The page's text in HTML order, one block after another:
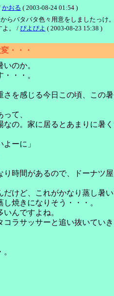
かおる ( 2003-08-24 01:54 )
らバタバタ色々用意をしましたっ
よ。 / ぴよぴよ ( 2003-08-23 15:38 )
・・・
のか。
・・。
を感じる今日この頃、この
て、
の。家に居るとあまりに暑く
ーに」
時間があるので、ドーナツ
けど、これがかなり蒸し暑い
焼きになりそう・・・。
んですよね。
ラサッサーと追い抜いていき